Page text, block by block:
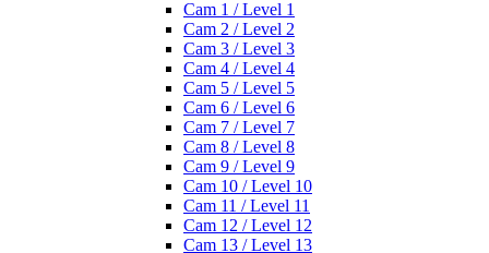
Cam 1 / Level 1
Cam 2 / Level 2
Cam 3 / Level 3
Cam 4 / Level 4
Cam 5 / Level 5
Cam 6 / Level 6
Cam 7 / Level 7
Cam 8 / Level 8
Cam 9 / Level 9
Cam 10 / Level 10
Cam 11 / Level 11
Cam 12 / Level 12
Cam 13 / Level 13